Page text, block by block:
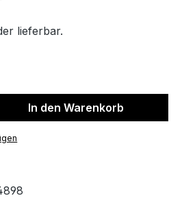
lieferbar.
Gib den
In den Warenkorb